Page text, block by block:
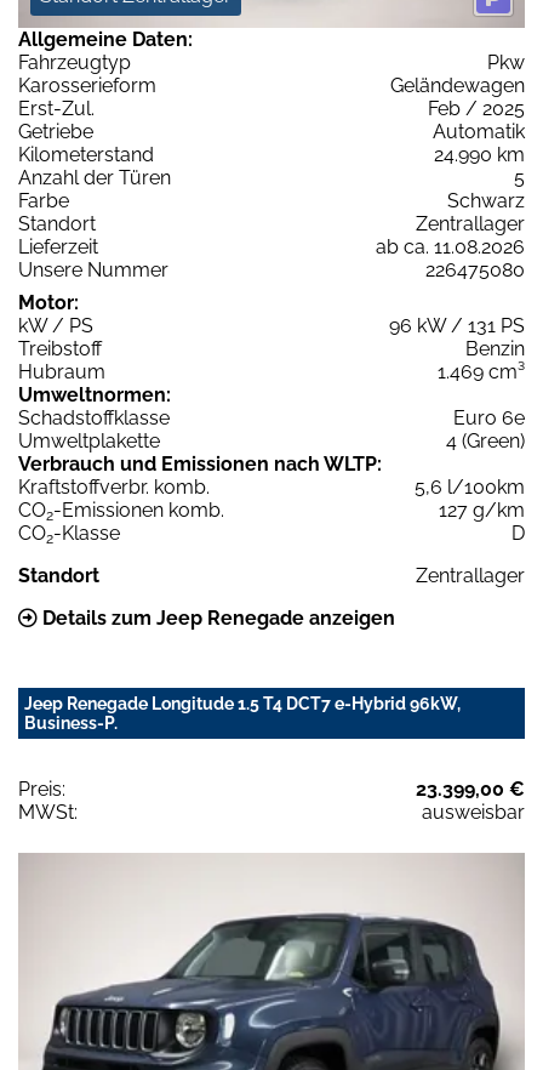
Allgemeine Daten:
Fahrzeugtyp
Pkw
Karosserieform
Geländewagen
Erst-Zul.
Feb / 2025
Getriebe
Automatik
Kilometerstand
24.990 km
Anzahl der Türen
5
Farbe
Schwarz
Standort
Zentrallager
Lieferzeit
ab ca. 11.08.2026
Unsere Nummer
226475080
Motor:
kW / PS
96 kW / 131 PS
Treibstoff
Benzin
Hubraum
1.469 cm³
Umweltnormen:
Schadstoffklasse
Euro 6e
Umweltplakette
4 (Green)
Verbrauch und Emissionen nach WLTP:
Kraftstoffverbr. komb.
5,6 l/100km
CO2-Emissionen komb.
127 g/km
CO2-Klasse
D
Standort
Zentrallager
Details zum Jeep Renegade anzeigen
Jeep Renegade Longitude 1.5 T4 DCT7 e-Hybrid 96kW,
Business-P.
Preis:
23.399,00 €
MWSt:
ausweisbar